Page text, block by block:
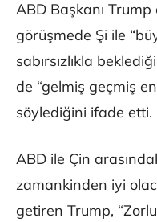
ABD Başkanı Trump
görüşmede Şi ile
sabırsızlıkla
de “gelmiş geçmiş
söylediğini ifade etti.
ABD ile Çin
zamankinden iyi
getiren Trump,